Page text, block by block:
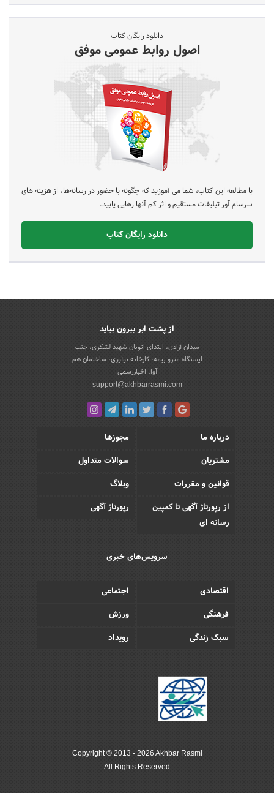
دانلود رایگان کتاب
اصول روابط عمومی موفق
با مطالعه این کتاب، شما می آموزید که چگونه با حضور در رسانه‌ها، از هزینه های
سرسام آور تبلیغات مستقیم و اثر کم آنها رهایی یابید.
دانلود رایگان کتاب
از پشت ابر بیرون بیاید
میدان آزادی، ابتدای اتوبان شهید لشکری، جنب
ایستگاه مترو بیمه، کارخانه نوآوری، ساختمان هم
آوا، اخباررسمی
support@akhbarrasmi.com
درباره ما
مجوزها
مشتریان
سوالات متداول
قوانین و مقررات
وبلاگ
از رپورتاژ آگهی تا کمپین
رسانه ای
رپورتاژ آگهی
سرویس‌های خبری
اقتصادی
اجتماعی
فرهنگی
ورزش
سبک زندگی
رویداد
Copyright © 2013 - 2026 Akhbar Rasmi
All Rights Reserved